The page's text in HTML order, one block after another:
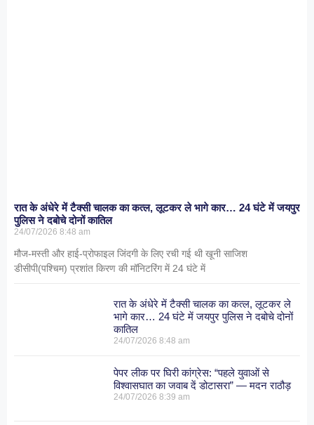
रात के अंधेरे में टैक्सी चालक का कत्ल, लूटकर ले भागे कार… 24 घंटे में जयपुर
पुलिस ने दबोचे दोनों कातिल
24/07/2026 8:48 am
मौज-मस्ती और हाई-प्रोफाइल जिंदगी के लिए रची गई थी खूनी साजिश
डीसीपी(पश्चिम) प्रशांत किरण की मॉनिटरिंग में 24 घंटे में
रात के अंधेरे में टैक्सी चालक का कत्ल, लूटकर ले
भागे कार… 24 घंटे में जयपुर पुलिस ने दबोचे दोनों
कातिल
24/07/20268:48 am
पेपर लीक पर घिरी कांग्रेस: “पहले युवाओं से
विश्वासघात का जवाब दें डोटासरा” — मदन राठौड़
24/07/20268:39 am